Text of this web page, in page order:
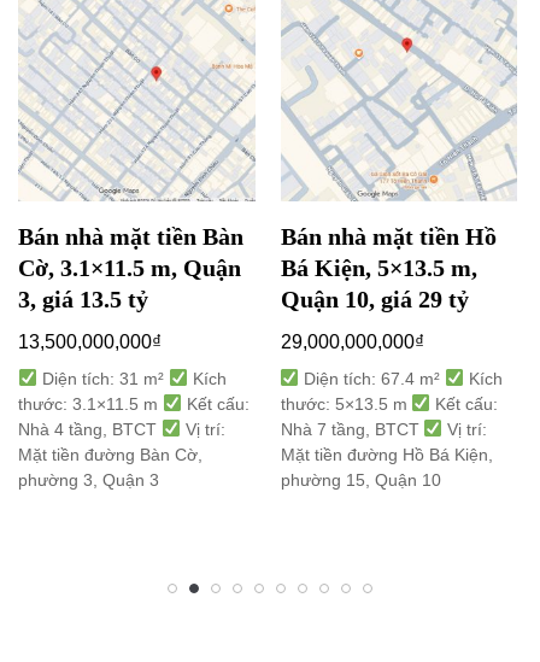
Bán nhà mặt tiền Bàn
Cờ, 3.1×11.5 m, Quận
3, giá 13.5 tỷ
13,500,000,000₫
Diện tích: 31 m²
Kích
thước: 3.1×11.5 m
Kết cấu:
Nhà 4 tầng, BTCT
Vị trí:
Mặt tiền đường Bàn Cờ,
phường 3, Quận 3
Bán nhà mặt tiền Hồ
Bá Kiện, 5×13.5 m,
Quận 10, giá 29 tỷ
29,000,000,000₫
Diện tích: 67.4 m²
Kích
thước: 5×13.5 m
Kết cấu:
Nhà 7 tầng, BTCT
Vị trí:
Mặt tiền đường Hồ Bá Kiện,
phường 15, Quận 10